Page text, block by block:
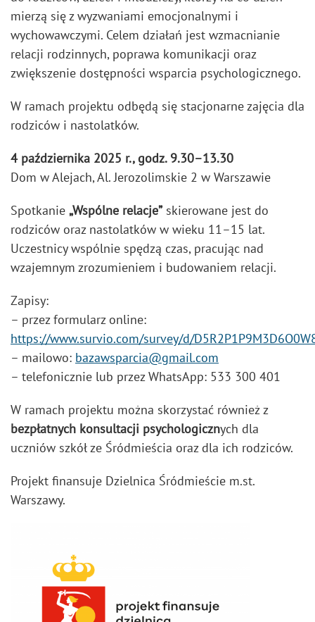
mierzą się z wyzwaniami emocjonalnymi i
wychowawczymi. Celem działań jest wzmacnianie
relacji rodzinnych, poprawa komunikacji oraz
zwiększenie dostępności wsparcia psychologicznego.
W ramach projektu odbędą się stacjonarne zajęcia dla
rodziców i nastolatków.
4 października 2025 r., godz. 9.30–13.30
Dom w Alejach, Al. Jerozolimskie 2 w Warszawie
Spotkanie „Wspólne relacje” skierowane jest do
rodziców oraz nastolatków w wieku 11–15 lat.
Uczestnicy wspólnie spędzą czas, pracując nad
wzajemnym zrozumieniem i budowaniem relacji.
Zapisy:
– przez formularz online:
https://www.survio.com/survey/d/
– mailowo: bazawsparcia@gmail.com
– telefonicznie lub przez WhatsApp: 533 300 401
W ramach projektu można skorzystać również z
bezpłatnych konsultacji psychologicznych dla
uczniów szkół ze Śródmieścia oraz dla ich rodziców.
Projekt finansuje Dzielnica Śródmieście m.st.
Warszawy.